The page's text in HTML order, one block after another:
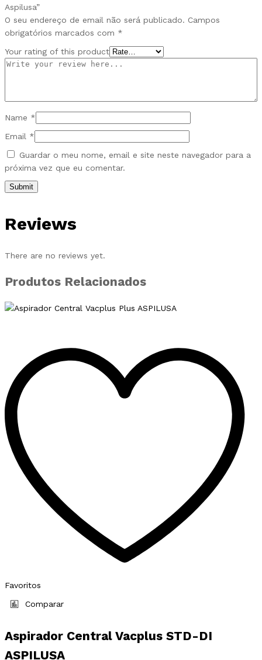
Aspilusa”
O seu endereço de email não será publicado. Campos
obrigatórios marcados com *
Your rating of this product
Name *
Email *
Guardar o meu nome, email e site neste navegador para a
próxima vez que eu comentar.
Reviews
There are no reviews yet.
Produtos Relacionados
Favoritos
Comparar
Aspirador Central Vacplus STD-DI
ASPILUSA